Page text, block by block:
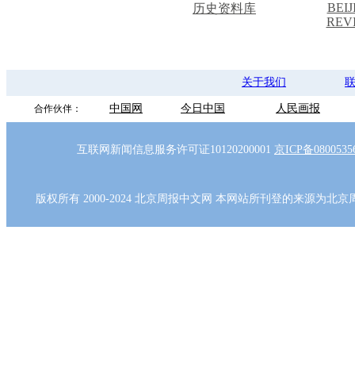
历史资料库
关于我们
合作伙伴： 中国网 今日中国 人民画报
互联网新闻信息服务许可证10120200001 京ICP备
版权所有 2000-2024 北京周报中文网 本网站所刊登的来源为北